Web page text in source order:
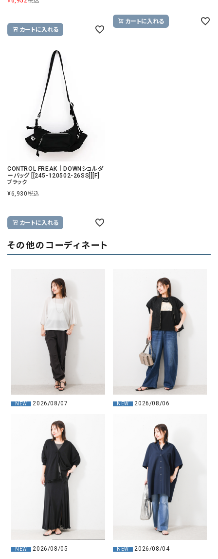
カートに入れる
カートに入れる
CONTROL FREAK｜DOWNショルダ
ーバッグ [[245-120502-26SS]][F]
ブラック
¥6,930税込
カートに入れる
その他のコーディネート
NEW 2026/08/07 NEW 2026/08/06
NEW 2026/08/05 NEW 2026/08/04